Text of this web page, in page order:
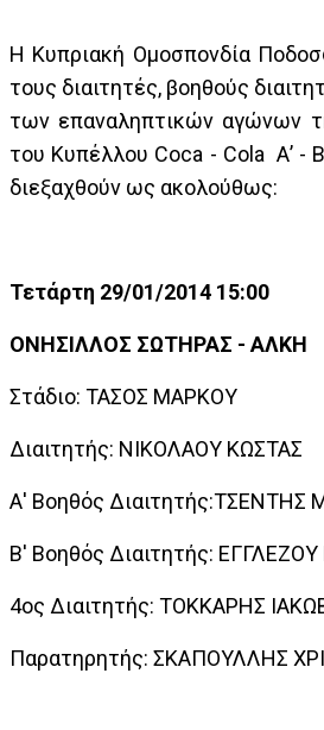
Η Κυπριακή Ομοσπονδία
τους διαιτητές, βοηθούς
των επαναληπτικών αγώνων
του Κυπέλλου Coca - Cola Α’ -
διεξαχθούν ως ακολούθως:
Τετάρτη 29/01/2014 15:00
ΟΝΗΣΙΛΛΟΣ ΣΩΤΗΡΑΣ - ΑΛΚΗ
Στάδιο: ΤΑΣΟΣ ΜΑΡΚΟΥ
Διαιτητής: ΝΙΚΟΛΑΟΥ ΚΩΣΤΑΣ
Α' Βοηθός Διαιτητής:ΤΣΕΝΤΗΣ
Β' Βοηθός Διαιτητής: ΕΓΓΛΕΖΟΥ
4ος Διαιτητής: ΤΟΚΚΑΡΗΣ
Παρατηρητής: ΣΚΑΠΟΥΛΛΗΣ